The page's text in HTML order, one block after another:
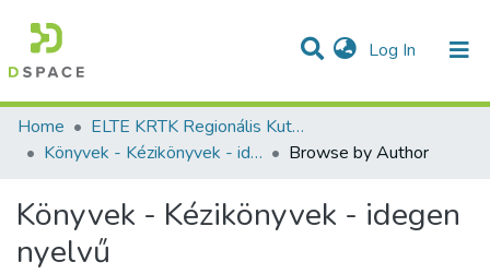
Log In (current)
Communities & Collections
All of DSpace
Home
ELTE KRTK Regionális Kutatások Intézete
Könyvek - Kézikönyvek - idegen nyelvű
Browse by Author
Könyvek - Kézikönyvek - idegen
nyelvű